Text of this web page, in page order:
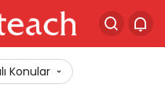
Konular